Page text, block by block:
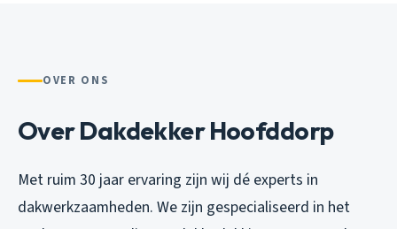
OVER ONS
Over Dakdekker Hoofddorp
Met ruim 30 jaar ervaring zijn wij dé experts in
dakwerkzaamheden. We zijn gespecialiseerd in het